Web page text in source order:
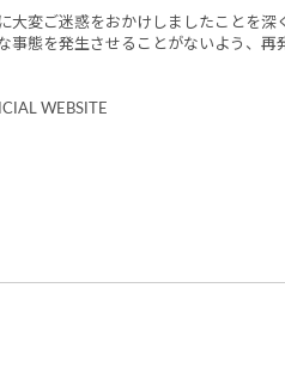
大変ご迷惑をおかけしましたことを深
事態を発生させることがないよう、再
WEBSITE